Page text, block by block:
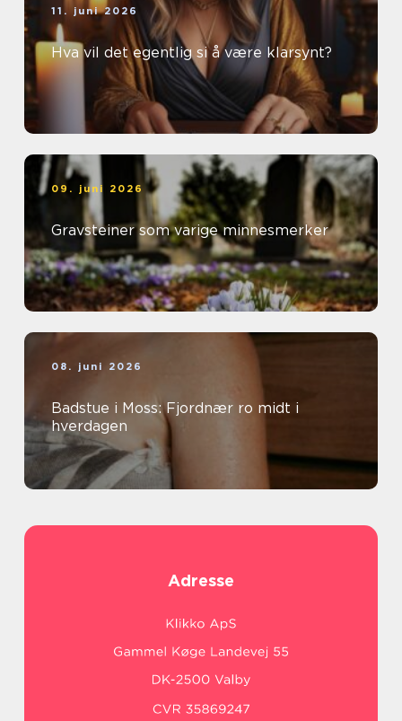
11. juni 2026
Hva vil det egentlig si å være klarsynt?
09. juni 2026
Gravsteiner som varige minnesmerker
08. juni 2026
Badstue i Moss: Fjordnær ro midt i
hverdagen
Adresse